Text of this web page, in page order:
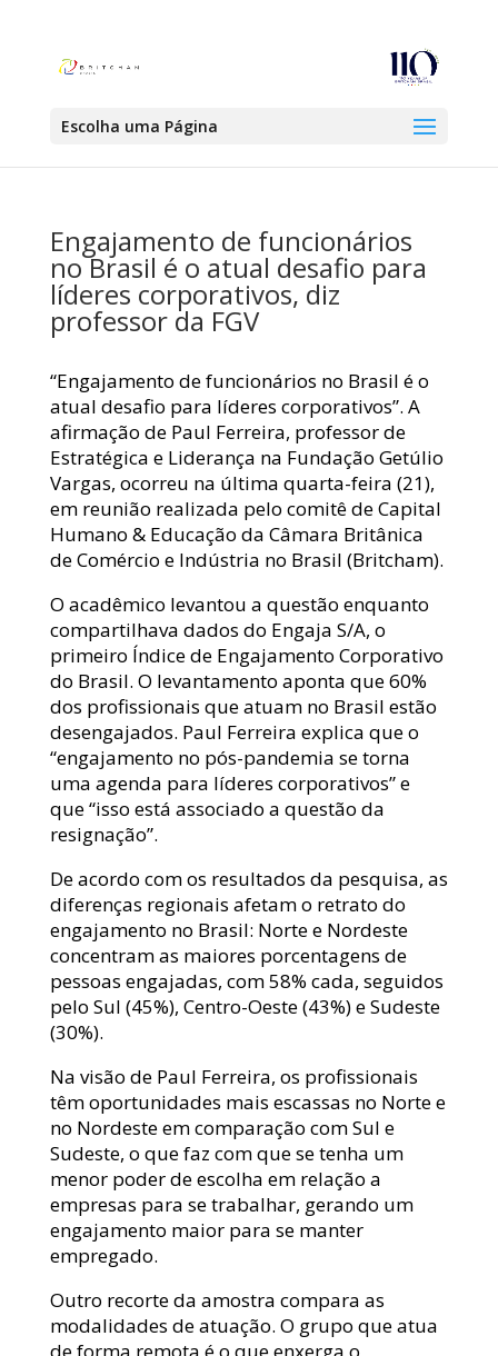
Escolha uma Página
Engajamento de funcionários
no Brasil é o atual desafio para
líderes corporativos, diz
professor da FGV
“Engajamento de funcionários no Brasil é o
atual desafio para líderes corporativos”. A
afirmação de Paul Ferreira, professor de
Estratégica e Liderança na Fundação Getúlio
Vargas, ocorreu na última quarta-feira (21),
em reunião realizada pelo comitê de Capital
Humano & Educação da Câmara Britânica
de Comércio e Indústria no Brasil (Britcham).
O acadêmico levantou a questão enquanto
compartilhava dados do Engaja S/A, o
primeiro Índice de Engajamento Corporativo
do Brasil. O levantamento aponta que 60%
dos profissionais que atuam no Brasil estão
desengajados. Paul Ferreira explica que o
“engajamento no pós-pandemia se torna
uma agenda para líderes corporativos” e
que “isso está associado a questão da
resignação”.
De acordo com os resultados da pesquisa, as
diferenças regionais afetam o retrato do
engajamento no Brasil: Norte e Nordeste
concentram as maiores porcentagens de
pessoas engajadas, com 58% cada, seguidos
pelo Sul (45%), Centro-Oeste (43%) e Sudeste
(30%).
Na visão de Paul Ferreira, os profissionais
têm oportunidades mais escassas no Norte e
no Nordeste em comparação com Sul e
Sudeste, o que faz com que se tenha um
menor poder de escolha em relação a
empresas para se trabalhar, gerando um
engajamento maior para se manter
empregado.
Outro recorte da amostra compara as
modalidades de atuação. O grupo que atua